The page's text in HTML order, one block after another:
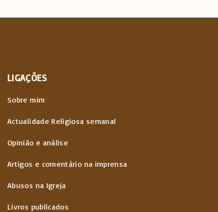
LIGAÇÕES
Sobre mim
Actualidade Religiosa semanal
Opinião e análise
Artigos e comentário na imprensa
Abusos na Igreja
Livros publicados